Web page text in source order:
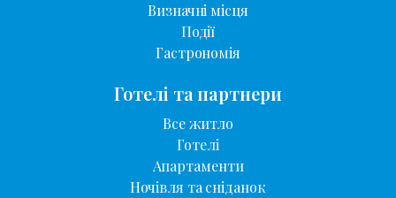
Визначні місця
Події
Гастрономія
Готелі та партнери
Все житло
Готелі
Апартаменти
Ночівля та сніданок